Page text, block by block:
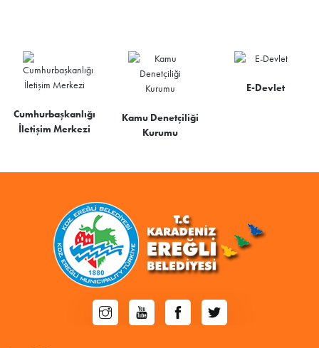
Cumhurbaşkanlığı
İletişim Merkezi
Kamu Denetçiliği
Kurumu
E-Devlet